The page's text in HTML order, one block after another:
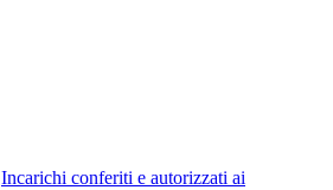
Incarichi conferiti e autorizzati ai